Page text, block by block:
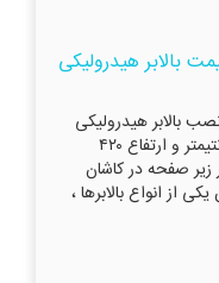
بالابر هیدرولیکی
بالابر هیدرولیکی
صنعتی در توان ۱ تن،ابعاد ۱۲۰ در ۱۶۰ سانتیمتر و ارتفاع ۴۲۰
زیر صفحه در کاشان
از انواع بالابرها ،